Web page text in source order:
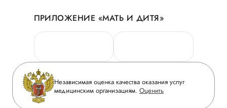
Новости
Руководство
Сотрудничество
Инвесторам
Журнал «Мать и дитя»
Личный кабинет
Персональные данные
Горячая линия качества
Вопрос-ответ
Приложение пациента
ПРИЛОЖЕНИЕ «МАТЬ И ДИТЯ»
Независимая оценка качества оказания услуг
медицинским организациям. Оценить